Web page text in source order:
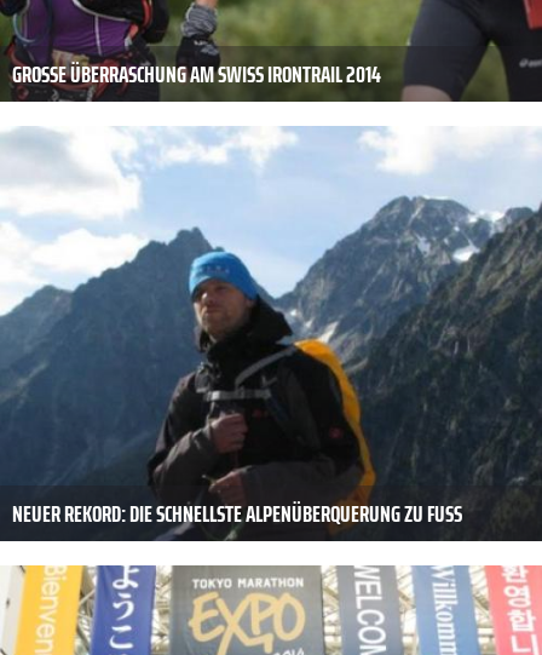
GROSSE ÜBERRASCHUNG AM SWISS IRONTRAIL 2014
NEUER REKORD: DIE SCHNELLSTE ALPENÜBERQUERUNG ZU FUSS